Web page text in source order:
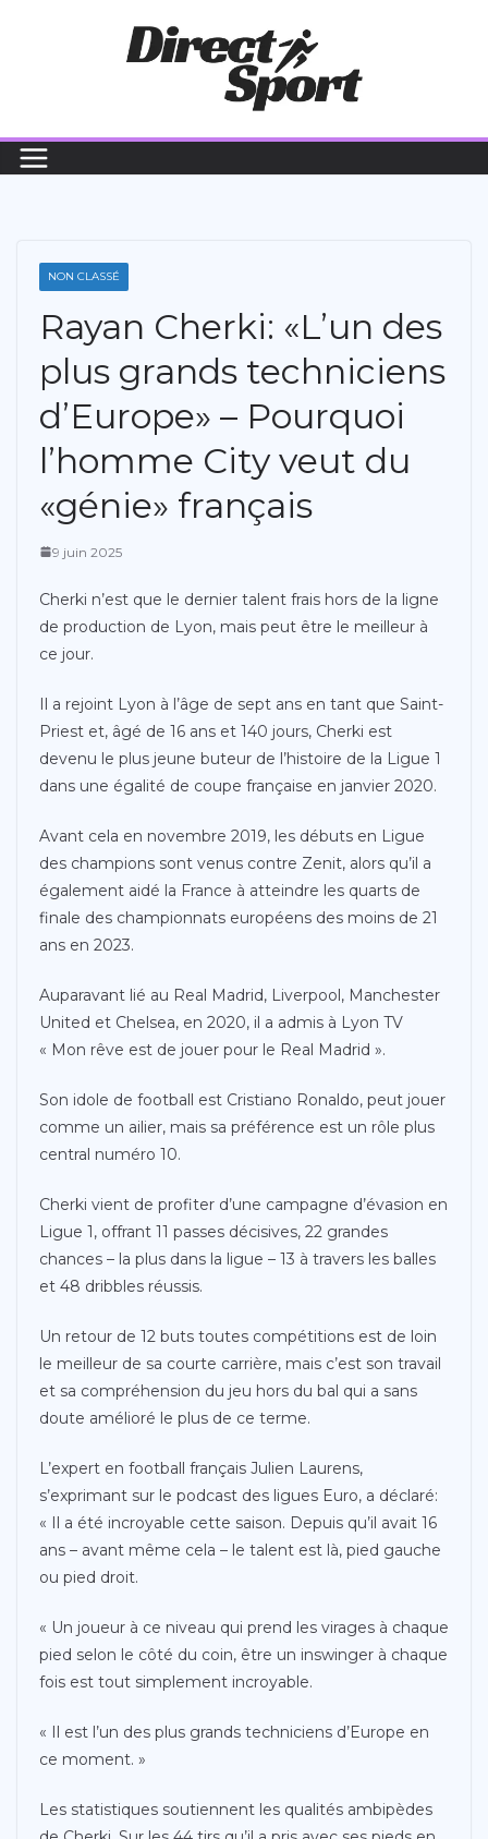
NON CLASSÉ
Rayan Cherki: «L’un des
plus grands techniciens
d’Europe» – Pourquoi
l’homme City veut du
«génie» français
9 juin 2025
Cherki n’est que le dernier talent frais hors de la ligne
de production de Lyon, mais peut être le meilleur à
ce jour.
Il a rejoint Lyon à l’âge de sept ans en tant que Saint-
Priest et, âgé de 16 ans et 140 jours, Cherki est
devenu le plus jeune buteur de l’histoire de la Ligue 1
dans une égalité de coupe française en janvier 2020.
Avant cela en novembre 2019, les débuts en Ligue
des champions sont venus contre Zenit, alors qu’il a
également aidé la France à atteindre les quarts de
finale des championnats européens des moins de 21
ans en 2023.
Auparavant lié au Real Madrid, Liverpool, Manchester
United et Chelsea, en 2020, il a admis à Lyon TV
« Mon rêve est de jouer pour le Real Madrid ».
Son idole de football est Cristiano Ronaldo, peut jouer
comme un ailier, mais sa préférence est un rôle plus
central numéro 10.
Cherki vient de profiter d’une campagne d’évasion en
Ligue 1, offrant 11 passes décisives, 22 grandes
chances – la plus dans la ligue – 13 à travers les balles
et 48 dribbles réussis.
Un retour de 12 buts toutes compétitions est de loin
le meilleur de sa courte carrière, mais c’est son travail
et sa compréhension du jeu hors du bal qui a sans
doute amélioré le plus de ce terme.
L’expert en football français Julien Laurens,
s’exprimant sur le podcast des ligues Euro, a déclaré:
« Il a été incroyable cette saison. Depuis qu’il avait 16
ans – avant même cela – le talent est là, pied gauche
ou pied droit.
« Un joueur à ce niveau qui prend les virages à chaque
pied selon le côté du coin, être un inswinger à chaque
fois est tout simplement incroyable.
« Il est l’un des plus grands techniciens d’Europe en
ce moment. »
Les statistiques soutiennent les qualités ambipèdes